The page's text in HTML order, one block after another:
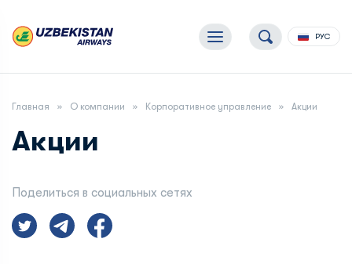
РУС
Главная О компании Корпоративное управление Акции
Акции
Поделиться в социальных сетях